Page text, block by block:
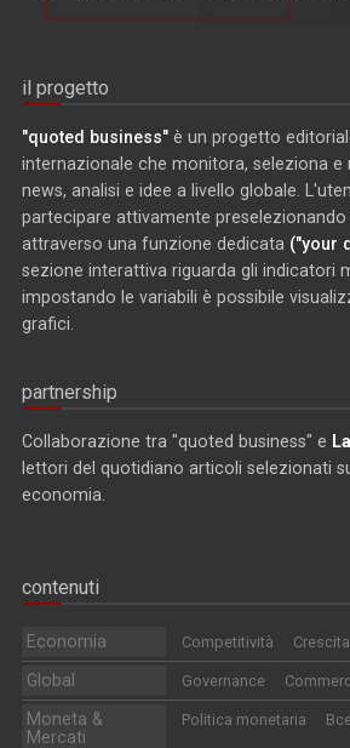
il progetto
"quoted business" è un progetto
internazionale che monitora, seleziona e
news, analisi e idee a livello globale.
partecipare attivamente
attraverso una funzione dedicata ("your
sezione interattiva riguarda gli indicatori
impostando le variabili è possibile
grafici.
partnership
Collaborazione tra "quoted business" e
lettori del quotidiano articoli selezionati
economia.
contenuti
Economia Competitività Crescita
Global Governance
Moneta &
Mercati
Politica monetaria Bce